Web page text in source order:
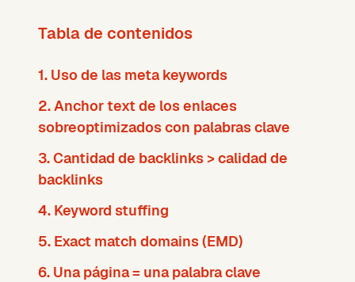
Tabla de contenidos
1. Uso de las meta keywords
2. Anchor text de los enlaces
sobreoptimizados con palabras clave
3. Cantidad de backlinks > calidad de
backlinks
4. Keyword stuffing
5. Exact match domains (EMD)
6. Una página = una palabra clave